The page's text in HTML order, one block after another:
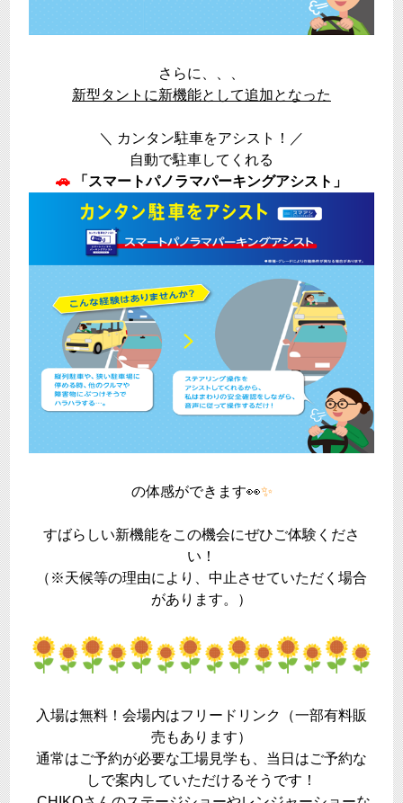
さらに、、、
新型タントに新機能として追加となった
＼ カンタン駐車をアシスト！／
自動で駐車してくれる
🚗 「スマートパノラマパーキングアシスト」
の体感ができます👀✨
すばらしい新機能をこの機会にぜひご体験くださ
い！
（※天候等の理由により、中止させていただく場合
があります。）
入場は無料！会場内はフリードリンク（一部有料販
売もあります）
通常はご予約が必要な工場見学も、当日はご予約な
しで案内していただけるそうです！